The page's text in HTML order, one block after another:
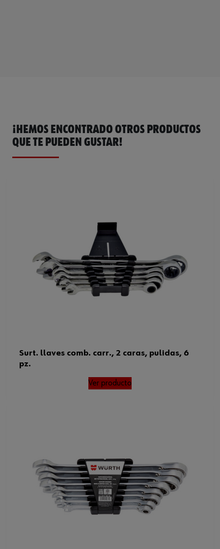
¡HEMOS ENCONTRADO OTROS PRODUCTOS
QUE TE PUEDEN GUSTAR!
Surt. llaves comb. carr., 2 caras, pulidas, 6
pz.
Ver producto